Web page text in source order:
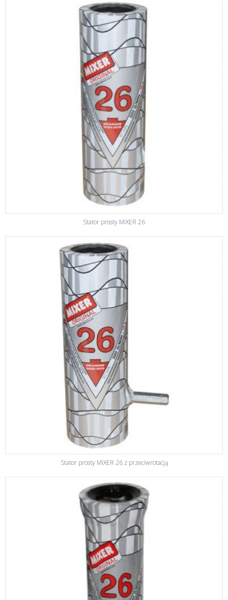
Stator prosty MIXER 26
Stator prosty MIXER 26 z przeciwrotacją